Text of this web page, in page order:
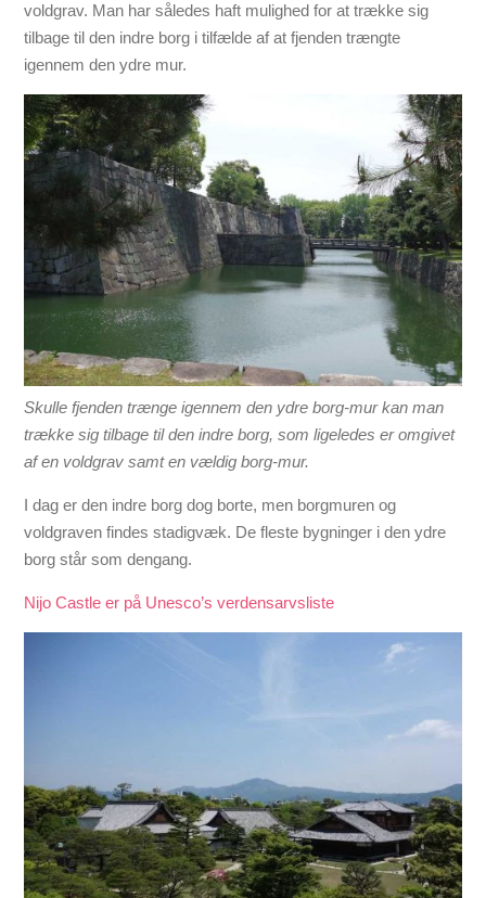
voldgrav. Man har således haft mulighed for at trække sig
tilbage til den indre borg i tilfælde af at fjenden trængte
igennem den ydre mur.
Skulle fjenden trænge igennem den ydre borg-mur kan man
trække sig tilbage til den indre borg, som ligeledes er omgivet
af en voldgrav samt en vældig borg-mur.
I dag er den indre borg dog borte, men borgmuren og
voldgraven findes stadigvæk. De fleste bygninger i den ydre
borg står som dengang.
Nijo Castle er på Unesco’s verdensarvsliste